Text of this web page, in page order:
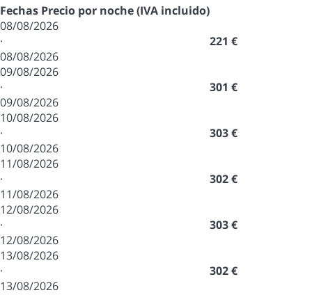
Fechas Precio por noche (IVA incluido)
08/08/2026
·
08/08/2026
221 €
09/08/2026
·
09/08/2026
301 €
10/08/2026
·
10/08/2026
303 €
11/08/2026
·
11/08/2026
302 €
12/08/2026
·
12/08/2026
303 €
13/08/2026
·
13/08/2026
302 €